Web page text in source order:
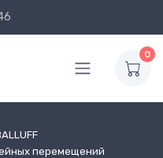
0
перемещений